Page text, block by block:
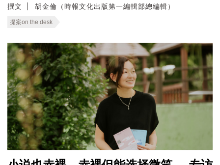
撰文 胡金倫（時報文化出版第一編輯部總編輯）
提案on the desk